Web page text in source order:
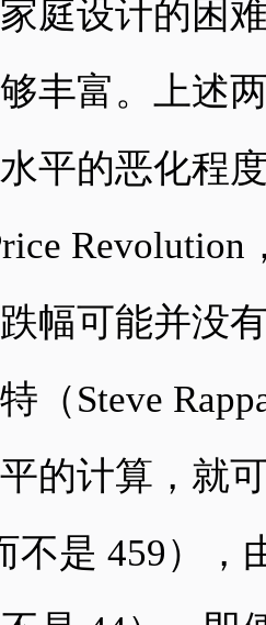
庭设计的困
丰富。上述
平的恶化程
幅可能并没
（Steve
的计算，就
不是 459）